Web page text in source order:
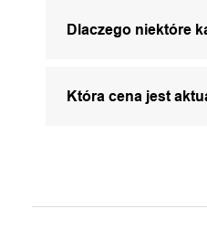
Dlaczego niektóre
Która cena jest